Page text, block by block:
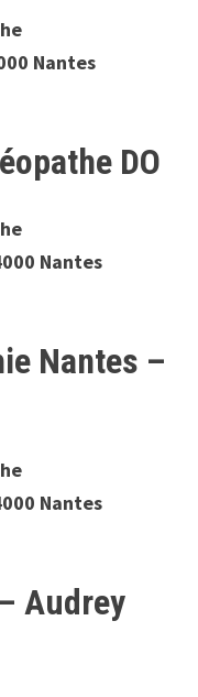
Nantes
DO
Nantes
Nantes –
Nantes
Audrey